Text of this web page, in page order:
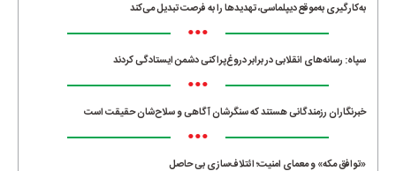
به‌کارگیری به‌موقع دیپلماسی، تهدیدها را به فرصت تبدیل می‌کند
•••
سپاه: رسانه‌های انقلابی در برابر دروغ‌پراکنی دشمن ایستادگی کردند
•••
خبرنگاران رزمندگانی هستند که سنگرشان آگاهی و سلاح‌شان حقیقت است
•••
«توافق مکه» و معمای امنیت؛ ائتلاف‌سازی بی حاصل